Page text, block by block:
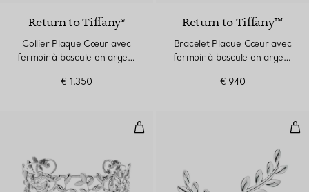
Return to Tiffany®
Collier Plaque Cœur avec
fermoir à bascule en argent
€ 1.350
Return to Tiffany™
Bracelet Plaque Cœur avec
fermoir à bascule en argent
€ 940
Manchette Olive leaf